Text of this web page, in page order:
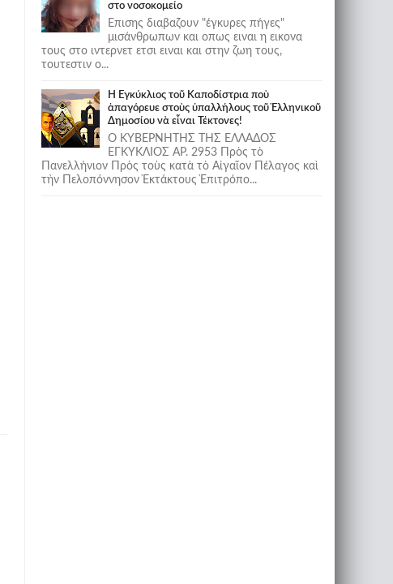
στο νοσοκομείο
Επισης διαβαζουν "έγκυρες πήγες"
μισάνθρωπων και οπως ειναι η εικονα
τους στο ιντερνετ ετσι ειναι και στην ζωη τους,
τουτεστιν ο...
Ἡ Ἐγκύκλιος τοῦ Καποδίστρια ποὺ
ἀπαγόρευε στοὺς ὑπαλλήλους τοῦ Ἑλληνικοῦ
Δημοσίου νὰ εἶναι Τέκτονες!
Ο ΚΥΒΕΡΝΗΤΗΣ ΤΗΣ ΕΛΛΑΔΟΣ
ΕΓΚΥΚΛΙΟΣ ΑΡ. 2953 Πρὸς τὸ
Πανελλήνιον Πρὸς τοὺς κατὰ τὸ Αἰγαῖον Πέλαγος καὶ
τὴν Πελοπόννησον Ἐκτάκτους Ἐπιτρόπο...